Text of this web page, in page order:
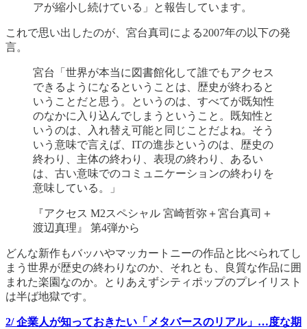
アが縮小し続けている」と報告しています。
これで思い出したのが、宮台真司による2007年の以下の発
言。
宮台「世界が本当に図書館化して誰でもアクセス
できるようになるということは、歴史が終わると
いうことだと思う。というのは、すべてが既知性
のなかに入り込んでしまうということ。既知性と
いうのは、入れ替え可能と同じことだよね。そう
いう意味で言えば、ITの進歩というのは、歴史の
終わり、主体の終わり、表現の終わり、あるい
は、古い意味でのコミュニケーションの終わりを
意味している。」
『アクセス M2スペシャル 宮崎哲弥＋宮台真司＋
渡辺真理』 第4弾から
どんな新作もバッハやマッカートニーの作品と比べられてし
まう世界が歴史の終わりなのか、それとも、良質な作品に囲
まれた楽園なのか。とりあえずシティポップのプレイリスト
は半ば地獄です。
2/ 企業人が知っておきたい「メタバースのリアル」…度な期